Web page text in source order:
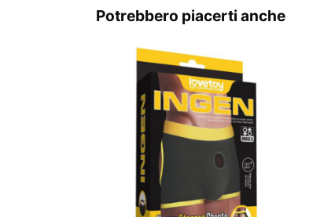
Potrebbero piacerti anche